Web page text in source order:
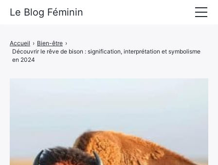
Accueil › Bien-être ›
Découvrir le rêve de bison : signification, interprétation et symbolisme
en 2024
Le Blog Féminin
Alimentation
Déco & Maison